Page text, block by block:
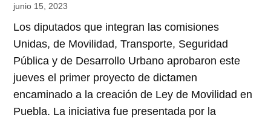
junio 15, 2023
Los diputados que integran las comisiones
Unidas, de Movilidad, Transporte, Seguridad
Pública y de Desarrollo Urbano aprobaron este
jueves el primer proyecto de dictamen
encaminado a la creación de Ley de Movilidad en
Puebla. La iniciativa fue presentada por la